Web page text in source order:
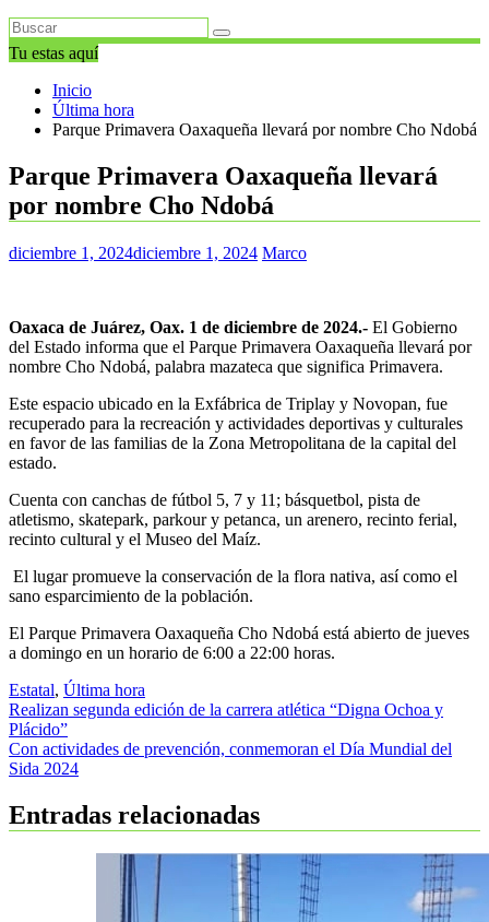
Tu estas aquí
Inicio
Última hora
Parque Primavera Oaxaqueña llevará por nombre Cho Ndobá
Parque Primavera Oaxaqueña llevará
por nombre Cho Ndobá
diciembre 1, 2024diciembre 1, 2024 Marco
Oaxaca de Juárez, Oax. 1 de diciembre de 2024.- El Gobierno
del Estado informa que el Parque Primavera Oaxaqueña llevará por
nombre Cho Ndobá, palabra mazateca que significa Primavera.
Este espacio ubicado en la Exfábrica de Triplay y Novopan, fue
recuperado para la recreación y actividades deportivas y culturales
en favor de las familias de la Zona Metropolitana de la capital del
estado.
Cuenta con canchas de fútbol 5, 7 y 11; básquetbol, pista de
atletismo, skatepark, parkour y petanca, un arenero, recinto ferial,
recinto cultural y el Museo del Maíz.
El lugar promueve la conservación de la flora nativa, así como el
sano esparcimiento de la población.
El Parque Primavera Oaxaqueña Cho Ndobá está abierto de jueves
a domingo en un horario de 6:00 a 22:00 horas.
Estatal, Última hora
Navegación
de
entradas
Realizan segunda edición de la carrera atlética “Digna Ochoa y
Plácido”
Con actividades de prevención, conmemoran el Día Mundial del
Sida 2024
Entradas relacionadas